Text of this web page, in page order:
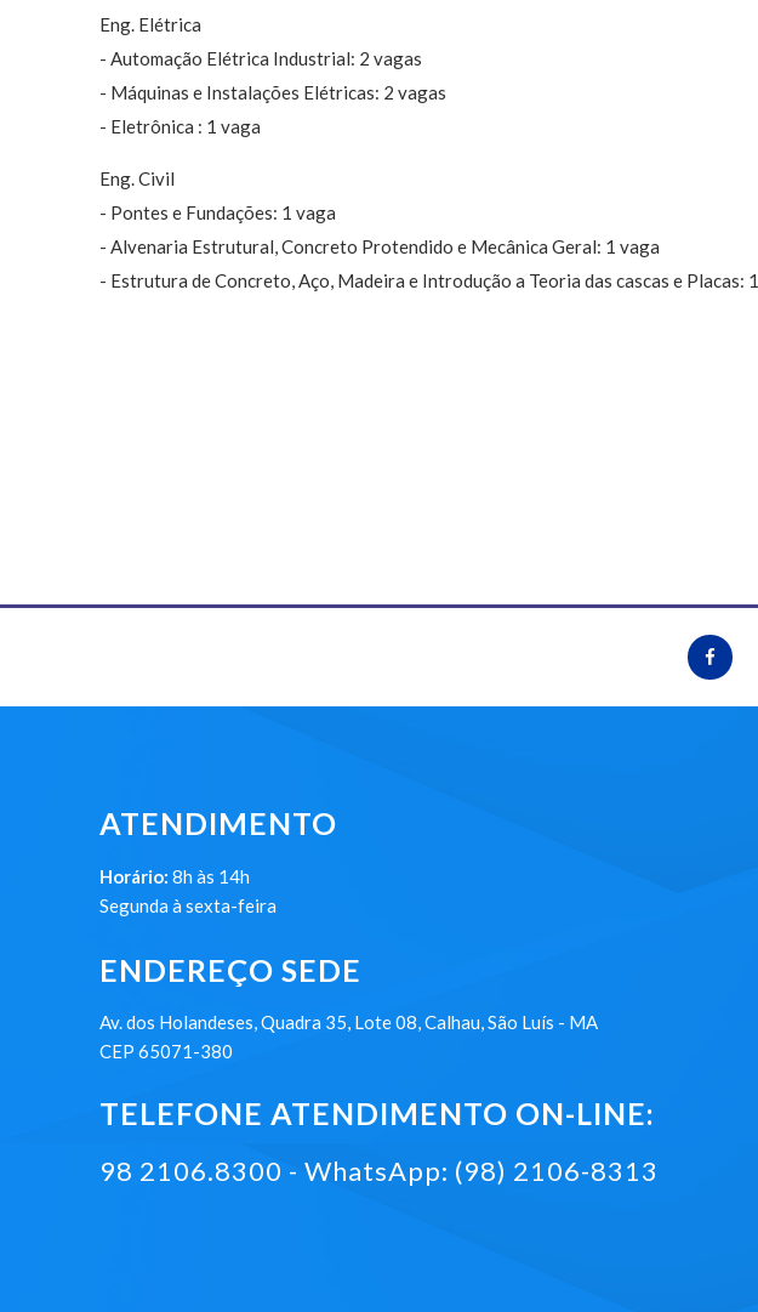
Eng. Elétrica
- Automação Elétrica Industrial: 2 vagas
- Máquinas e Instalações Elétricas: 2 vagas
- Eletrônica : 1 vaga
Eng. Civil
- Pontes e Fundações: 1 vaga
- Alvenaria Estrutural, Concreto Protendido e Mecânica Geral: 1 vaga
- Estrutura de Concreto, Aço, Madeira e Introdução a Teoria das cascas e Placas: 1
ATENDIMENTO
Horário: 8h às 14h
Segunda à sexta-feira
ENDEREÇO SEDE
Av. dos Holandeses, Quadra 35, Lote 08, Calhau, São Luís - MA
CEP 65071-380
TELEFONE ATENDIMENTO ON-LINE:
98 2106.8300 - WhatsApp: (98) 2106-8313